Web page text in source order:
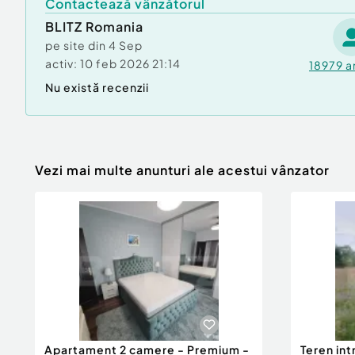
De ce merită să vezi această proprietate?
Este proprietatea „la cheie” pentru oricine își
aglomerația urbană, având deja utilități, o
complet dezvoltată.
Pentru detalii suplimentare și pentru a
să ne contactați!
Contactează vânzătorul
BLITZ Romania
pe site din 4 Sep
activ: 10 feb 2026 21:14 18979
Nu există recenzii
Vezi mai multe anunturi ale acestui vânzator
Apartament 2 camere - Premium -
Teren